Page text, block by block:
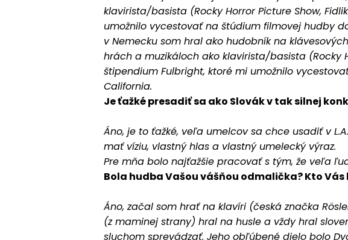
klavirista/basista (Rocky Horror Picture Show,
umožnilo vycestovať na štúdium filmovej hudby
v Nemecku som hral ako hudobník na
hrách a muzikáloch ako klavirista/basista (Rocky
štipendium Fulbright, ktoré mi umožnilo
California.
Je ťažké presadiť sa ako Slovák v tak silnej
Áno, je to ťažké, veľa umelcov sa chce usadiť v
mať víziu, vlastný hlas a vlastný umelecký výraz.
Pre mňa bolo najťažšie pracovať s tým, že veľa
Bola hudba Vašou vášňou odmalička? Kto Vás
Áno, začal som hrať na klavíri (česká značka
(z maminej strany) hral na husle a vždy hral
sluchom sprevádzať. Jeho obľúbené dielo bolo